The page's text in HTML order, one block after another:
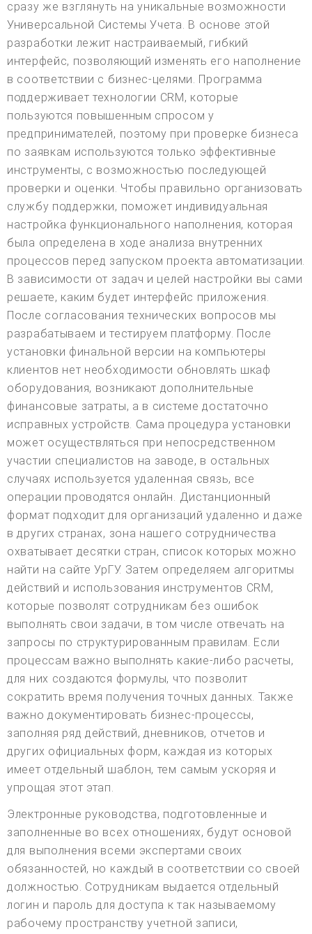
сразу же взглянуть на уникальные возможности
Универсальной Системы Учета. В основе этой
разработки лежит настраиваемый, гибкий
интерфейс, позволяющий изменять его наполнение
в соответствии с бизнес-целями. Программа
поддерживает технологии CRM, которые
пользуются повышенным спросом у
предпринимателей, поэтому при проверке бизнеса
по заявкам используются только эффективные
инструменты, с возможностью последующей
проверки и оценки. Чтобы правильно организовать
службу поддержки, поможет индивидуальная
настройка функционального наполнения, которая
была определена в ходе анализа внутренних
процессов перед запуском проекта автоматизации.
В зависимости от задач и целей настройки вы сами
решаете, каким будет интерфейс приложения.
После согласования технических вопросов мы
разрабатываем и тестируем платформу. После
установки финальной версии на компьютеры
клиентов нет необходимости обновлять шкаф
оборудования, возникают дополнительные
финансовые затраты, а в системе достаточно
исправных устройств. Сама процедура установки
может осуществляться при непосредственном
участии специалистов на заводе, в остальных
случаях используется удаленная связь, все
операции проводятся онлайн. Дистанционный
формат подходит для организаций удаленно и даже
в других странах, зона нашего сотрудничества
охватывает десятки стран, список которых можно
найти на сайте УрГУ. Затем определяем алгоритмы
действий и использования инструментов CRM,
которые позволят сотрудникам без ошибок
выполнять свои задачи, в том числе отвечать на
запросы по структурированным правилам. Если
процессам важно выполнять какие-либо расчеты,
для них создаются формулы, что позволит
сократить время получения точных данных. Также
важно документировать бизнес-процессы,
заполняя ряд действий, дневников, отчетов и
других официальных форм, каждая из которых
имеет отдельный шаблон, тем самым ускоряя и
упрощая этот этап.
Электронные руководства, подготовленные и
заполненные во всех отношениях, будут основой
для выполнения всеми экспертами своих
обязанностей, но каждый в соответствии со своей
должностью. Сотрудникам выдается отдельный
логин и пароль для доступа к так называемому
рабочему пространству учетной записи,